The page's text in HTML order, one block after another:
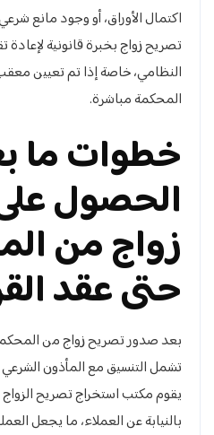
اكتمال الأوراق، أو وجود مانع
تصريح زواج بخبرة قانونية
النظامي، خاصة إذا تم تعيين
المحكمة مباشرة.
خطوات ما
الحصول
زواج من
حتى عقد
بعد صدور تصريح زواج من المحكمة،
تشمل التنسيق مع المأذون
يقوم مكتب استخراج تصريح
بالنيابة عن العملاء، ما يجعل